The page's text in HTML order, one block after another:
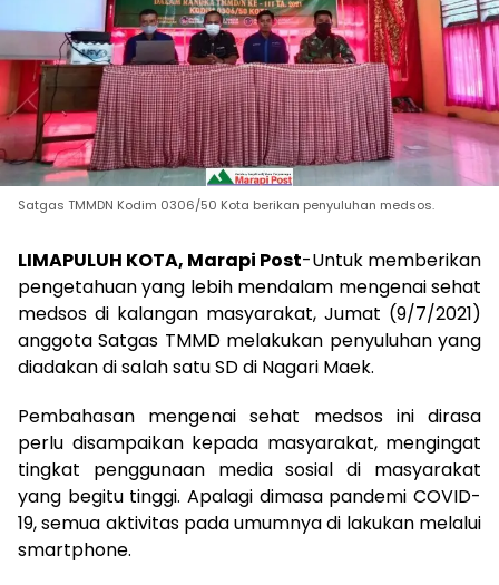
Satgas TMMDN Kodim 0306/50 Kota berikan penyuluhan medsos.
LIMAPULUH KOTA, Marapi Post-Untuk memberikan
pengetahuan yang lebih mendalam mengenai sehat
medsos di kalangan masyarakat, Jumat (9/7/2021)
anggota Satgas TMMD melakukan penyuluhan yang
diadakan di salah satu SD di Nagari Maek.
Pembahasan mengenai sehat medsos ini dirasa
perlu disampaikan kepada masyarakat, mengingat
tingkat penggunaan media sosial di masyarakat
yang begitu tinggi. Apalagi dimasa pandemi COVID-
19, semua aktivitas pada umumnya di lakukan melalui
smartphone.